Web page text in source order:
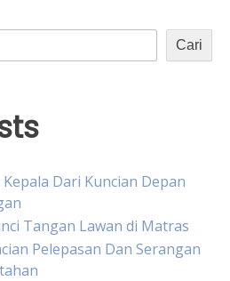
Cari
Dari Kuncian Depan
Tangan Lawan di Matras
Pelepasan Dan Serangan